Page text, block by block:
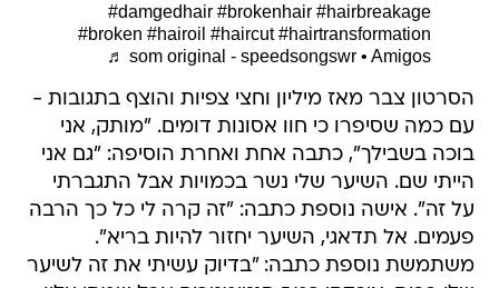
#damgedhair #brokenhair #hairbreakage
#broken #hairoil #haircut #hairtransformation
♬ som original - speedsongswr • Amigos
הסרטון צבר מאז מיליון וחצי צפיות והוצף בתגובות -
עם כמה שסיפרו כי חוו אסונות דומים. "מותק, אני
בוכה בשבילך", כתבה אחת ואחרת הוסיפה: "גם אני
הייתי שם. השיער שלי נשר בכמויות אבל התגברתי
על זה". אישה נוספת כתבה: "זה קרה לי כל כך הרבה
פעמים. אל תדאגי, השיער יחזור להיות בריא".
משתמשת נוספת כתבה: "בדיוק עשיתי את זה לשיער